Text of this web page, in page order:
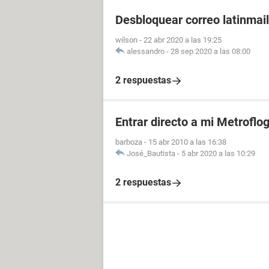
Desbloquear correo latinmail
wilson - 22 abr 2020 a las 19:25
alessandro - 28 sep 2020 a las 08:00
2 respuestas
Entrar directo a mi Metroflog
barboza - 15 abr 2010 a las 16:38
José_Bautista - 5 abr 2020 a las 10:29
2 respuestas